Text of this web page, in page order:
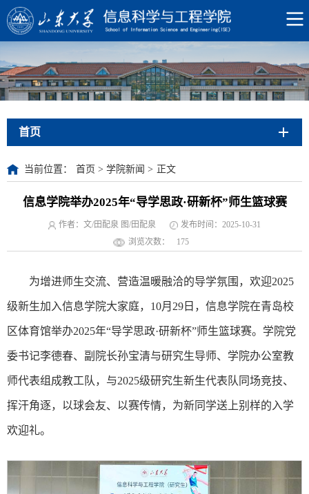
首页
当前位置： 首页 > 学院新闻 > 正文
信息学院举办2025年“导学思政·研新杯”师生篮球赛
作者：文/田配泉 图/田配泉
发布时间：2025-10-31
浏览次数：
175
为增进师生交流、营造温暖融洽的导学氛围，欢迎2025
级新生加入信息学院大家庭，10月29日，信息学院在青岛校
区体育馆举办2025年“导学思政·研新杯”师生篮球赛。学院党
委书记李德春、副院长孙宝清与研究生导师、学院办公室教
师代表组成教工队，与2025级研究生新生代表队同场竞技、
挥汗角逐，以球会友、以赛传情，为新同学送上别样的入学
欢迎礼。